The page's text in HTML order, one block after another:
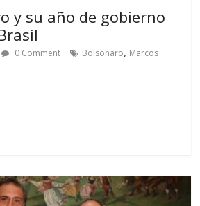
y su año de gobierno
0 Comment Bolsonaro, Marcos